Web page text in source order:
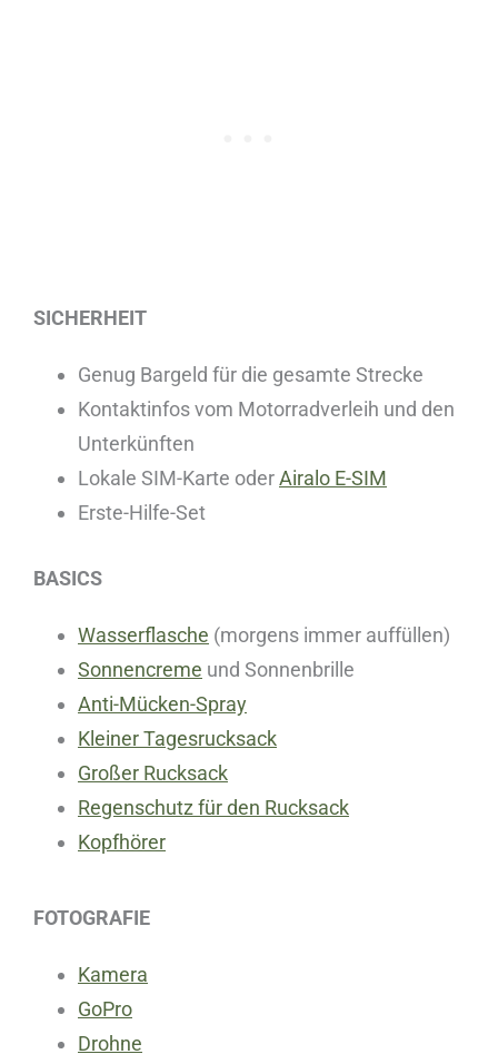
SICHERHEIT
Genug Bargeld für die gesamte Strecke
Kontaktinfos vom Motorradverleih und den
Unterkünften
Lokale SIM-Karte oderAiralo E-SIM
Erste-Hilfe-Set
BASICS
Wasserflasche (morgens immer auffüllen)
Sonnencreme und Sonnenbrille
Anti-Mücken-Spray
Kleiner Tagesrucksack
Großer Rucksack
Regenschutz für den Rucksack
Kopfhörer
FOTOGRAFIE
Kamera
GoPro
Drohne